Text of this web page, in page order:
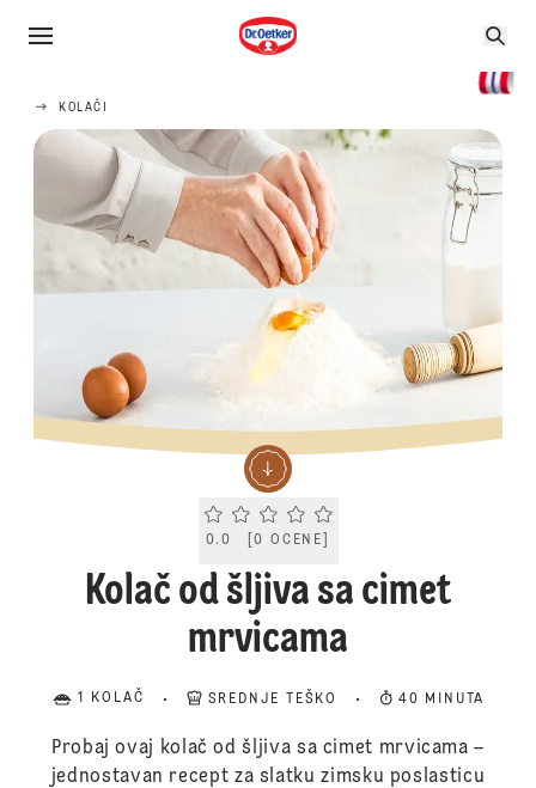
KOLAČI
Current rating 0.0. Click to rate.
0.0 [0 OCENE
Kolač od šljiva sa cimet
mrvicama
1 KOLAČ SREDNJE TEŠKO 40 MINUTA
Probaj ovaj kolač od šljiva sa cimet mrvicama –
jednostavan recept za slatku zimsku poslasticu